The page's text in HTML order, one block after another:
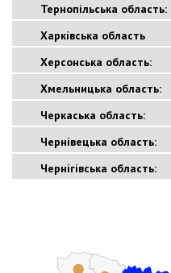
Тернопільська область:
Харківська область
Херсонська область:
Хмельницька область:
Черкаська область:
Чернівецька область:
Чернігівська область:
●
●